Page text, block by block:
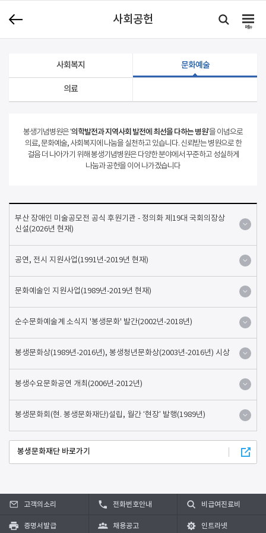
사회공헌
메뉴
사회복지 문화예술
의료
봉생기념병원은‘의학발전과 지역사회 발전에 최선을 다하는 병원’을 이념으로
의료, 문화예술, 사회복지에 나눔을 실천하고 있습니다.신뢰받는 병원으로 한
걸음 더 나아가기 위해 봉생기념병원은 다양한 분야에서 꾸준하고 성실하게
나눔과 공헌을 이어 나가겠습니다
부산 장애인 미술공모전 공식 후원기관 - 정의화 제19대 국회의장상
신설(2026년 현재)
공연, 전시 지원사업(1991년-2019년 현재)
문화예술인 지원사업(1989년-2019년 현재)
순수문화예술계 소식지 '봉생문화' 발간(2002년-2018년)
봉생문화상(1989년-2016년), 봉생청년문화상(2003년-2016년) 시상
봉생수요문화공연 개최(2006년-2012년)
봉생문화회(현. 봉생문화재단)설립, 월간 ‘현장’ 발행(1989년)
봉생문화재단 바로가기
고객의소리 전화번호안내 비급여진료비
증명서발급 채용공고 인트라넷